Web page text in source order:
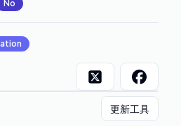
No
更新工具